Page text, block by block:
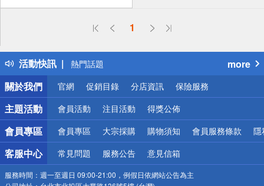
1
活動快訊
偏遠地區配送
得獎公告
熱門話題
銀行優惠
偏遠地區配送
詐騙網頁！請小心！
more
關於我們
官網 促銷目錄 分店資訊 保險服務
主題活動 會員活動 注目活動 得獎公佈
會員專區 會員專區 大宗採購 購物須知 會員服務條款 隱
客服中心 常見問題 服務公告 意見信箱
服務時間： 週一至週日 09:00-21:00，例假日依網站公告為主